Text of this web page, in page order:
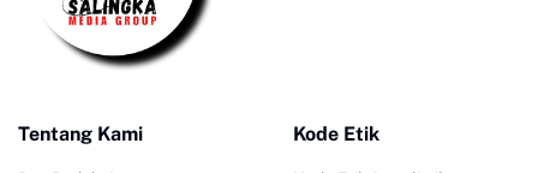
Tentang Kami Kode Etik